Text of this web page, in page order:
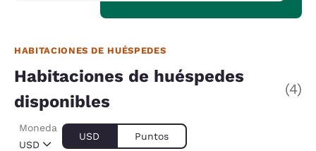
HABITACIONES DE HUÉSPEDES
Habitaciones de huéspedes
disponibles
(4)
USD
Moneda
USD Puntos